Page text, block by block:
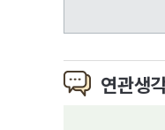
연관생